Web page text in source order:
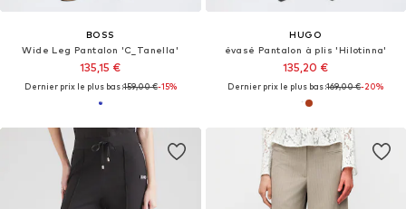
BOSS
Wide Leg Pantalon 'C_Tanella'
135,15 €
Dernier prix le plus bas :159,00 €-15%
HUGO
évasé Pantalon à plis 'Hilotinna'
135,20 €
Dernier prix le plus bas :169,00 €-20%